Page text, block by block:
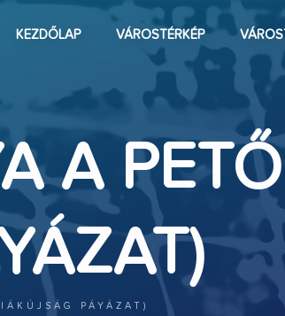
KEZDŐLAP VÁROSTÉRKÉP
A
PÁYÁZAT)